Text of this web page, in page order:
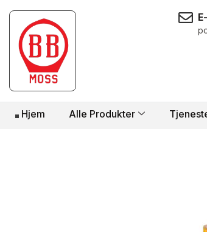
Hjem Alle Produkter